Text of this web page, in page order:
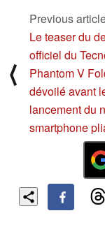
l'humanité"
⟨
Previous
Le teaser du
officiel du
Phantom V
dévoilé avant
lancement du
smartphone